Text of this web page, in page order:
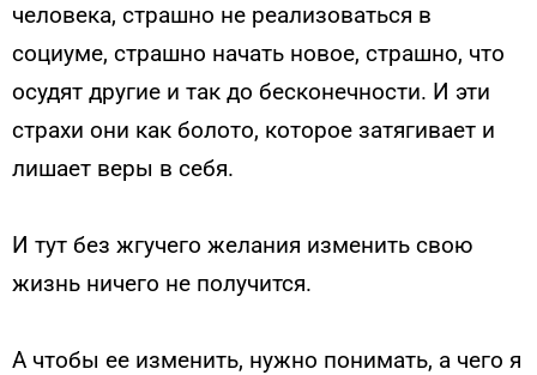
человека, страшно не реализоваться в
социуме, страшно начать новое, страшно, что
осудят другие и так до бесконечности. И эти
страхи они как болото, которое затягивает и
лишает веры в себя.
И тут без жгучего желания изменить свою
жизнь ничего не получится.
А чтобы ее изменить, нужно понимать, а чего я